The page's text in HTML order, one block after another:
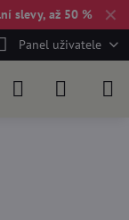
✕
slevy, až 50 %
Panel uživatele